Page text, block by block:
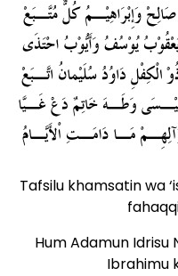
Tafsilu khamsatin wa
Hum Adamun Idrisu
Ibrahimu